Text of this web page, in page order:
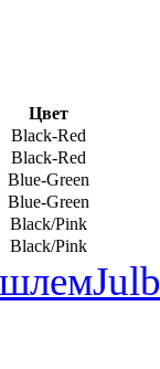
Цвет
Black-Red
Black-Red
Blue-Green
Blue-Green
Black/Pink
Black/Pink